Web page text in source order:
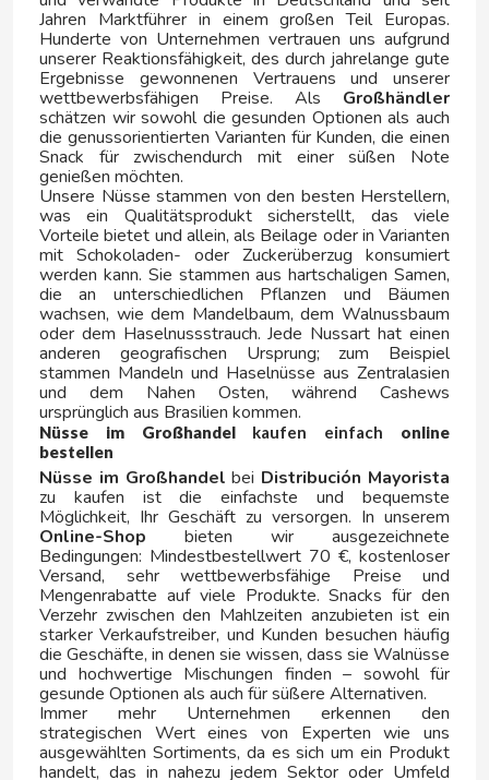
LAYS
LIPTON
LM
LOTTE
LOTUS
LOVE IN THE POCKET
LU
M
MAHOU
MAMBA
MARS
Jahren Marktführer in einem großen Teil Europas.
Hunderte von Unternehmen vertrauen uns aufgrund
unserer Reaktionsfähigkeit, des durch jahrelange gute
Ergebnisse gewonnenen Vertrauens und unserer
wettbewerbsfähigen Preise. Als Großhändler
schätzen wir sowohl die gesunden Optionen als auch
die genussorientierten Varianten für Kunden, die einen
Snack für zwischendurch mit einer süßen Note
genießen möchten.
Unsere Nüsse stammen von den besten Herstellern,
was ein Qualitätsprodukt sicherstellt, das viele
Vorteile bietet und allein, als Beilage oder in Varianten
mit Schokoladen- oder Zuckerüberzug konsumiert
werden kann. Sie stammen aus hartschaligen Samen,
die an unterschiedlichen Pflanzen und Bäumen
wachsen, wie dem Mandelbaum, dem Walnussbaum
oder dem Haselnussstrauch. Jede Nussart hat einen
anderen geografischen Ursprung; zum Beispiel
stammen Mandeln und Haselnüsse aus Zentralasien
und dem Nahen Osten, während Cashews
ursprünglich aus Brasilien kommen.
Nüsse im Großhandelkaufen einfach online
bestellen
Nüsse im Großhandel bei Distribución Mayorista
zu kaufen ist die einfachste und bequemste
Möglichkeit, Ihr Geschäft zu versorgen. In unserem
Online-Shop bieten wir ausgezeichnete
Bedingungen: Mindestbestellwert 70 €, kostenloser
Versand, sehr wettbewerbsfähige Preise und
Mengenrabatte auf viele Produkte. Snacks für den
Verzehr zwischen den Mahlzeiten anzubieten ist ein
starker Verkaufstreiber, und Kunden besuchen häufig
die Geschäfte, in denen sie wissen, dass sie Walnüsse
und hochwertige Mischungen finden – sowohl für
gesunde Optionen als auch für süßere Alternativen.
Immer mehr Unternehmen erkennen den
strategischen Wert eines von Experten wie uns
ausgewählten Sortiments, da es sich um ein Produkt
handelt, das in nahezu jedem Sektor oder Umfeld